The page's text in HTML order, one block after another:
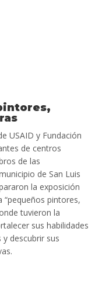
USAID y Fundación
de centros
de las
de San Luis
la exposición
“pequeños pintores,
tuvieron la
sus habilidades
descubrir sus